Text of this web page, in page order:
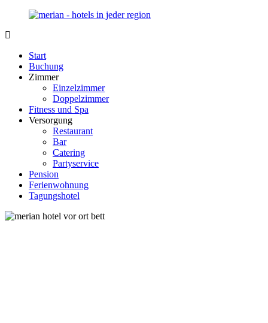
Zurück
Inhalt
Hotel.de
Portal
Hotels,
Unterkunft
Reisen
Deutschland
Start
Buchung
Zimmer
Einzelzimmer
Doppelzimmer
Fitness und Spa
Versorgung
Restaurant
Bar
Catering
Partyservice
Pension
Ferienwohnung
Tagungshotel